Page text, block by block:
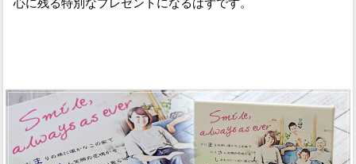
心に残る特別なプレゼントになるはずです。